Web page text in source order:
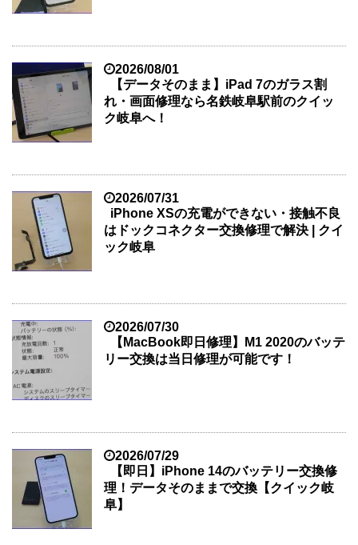
2026/08/01
【データそのまま】iPad 7のガラス割
れ・画面修理なら名鉄岐阜駅前のクイッ
ク岐阜へ！
2026/07/31
iPhone XSの充電ができない・接触不良
はドックコネクター交換修理で解決 | クイ
ック岐阜
2026/07/30
【MacBook即日修理】M1 2020のバッテ
リー交換は当日修理が可能です！
2026/07/29
【即日】iPhone 14のバッテリー交換修
理！データそのままで交換【クイック岐
阜】